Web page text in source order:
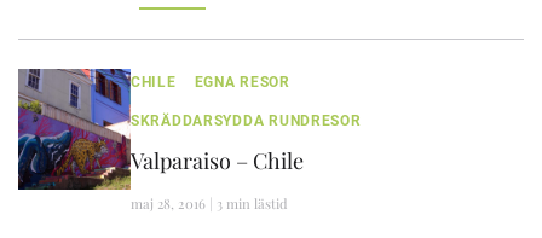
CHILE EGNA RESOR
SKRÄDDARSYDDA RUNDRESOR
Valparaiso – Chile
maj 28, 2016 | 3 min lästid